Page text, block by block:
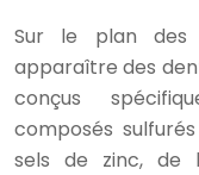
Sur le plan des
apparaître des
conçus
composés
sels de zinc, de